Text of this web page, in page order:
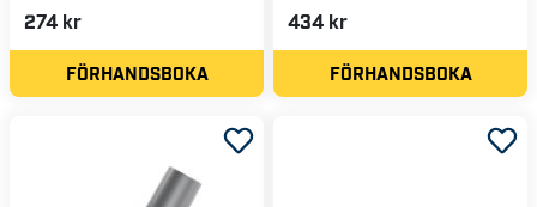
274 kr
FÖRHANDSBOKA
434 kr
FÖRHANDSBOKA